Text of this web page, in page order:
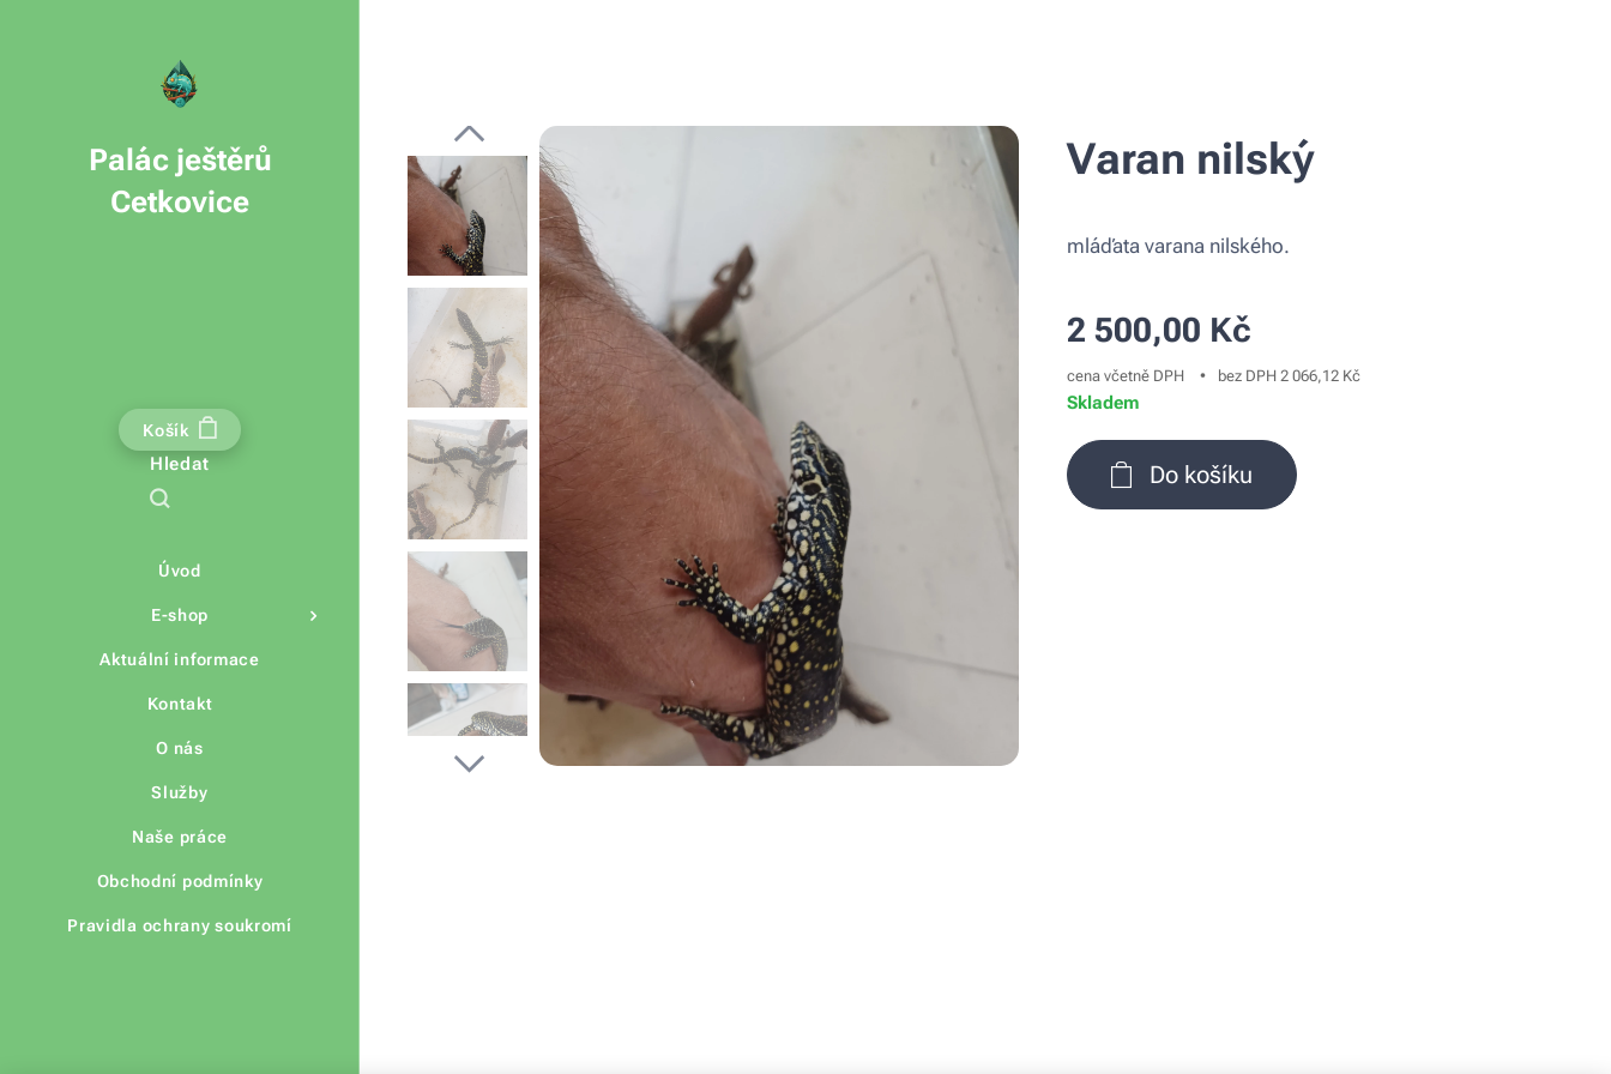
Palác ještěrů
Cetkovice
Košík
Hledat
Úvod
E-shop
Aktuální informace
Kontakt
O nás
Služby
Naše práce
Obchodní podmínky
Pravidla ochrany soukromí
Varan nilský
mláďata varana nilského.
2 500,00 Kč
cena včetně DPH bez DPH 2 066,12 Kč
Skladem
Do košíku